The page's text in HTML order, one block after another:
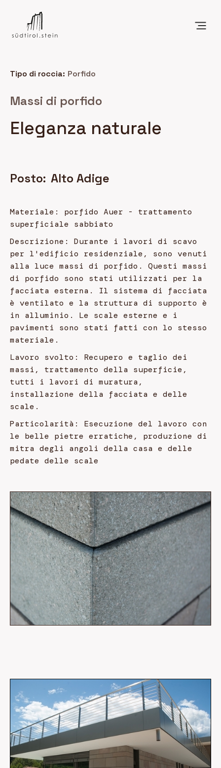
Tipo di roccia: Porfido
Massi di porfido
Eleganza naturale
Posto: Alto Adige
Materiale: porfido Auer - trattamento
superficiale sabbiato
Descrizione: Durante i lavori di scavo
per l'edificio residenziale, sono venuti
alla luce massi di porfido. Questi massi
di porfido sono stati utilizzati per la
facciata esterna. Il sistema di facciata
è ventilato e la struttura di supporto è
in alluminio. Le scale esterne e i
pavimenti sono stati fatti con lo stesso
materiale.
Lavoro svolto: Recupero e taglio dei
massi, trattamento della superficie,
tutti i lavori di muratura,
installazione della facciata e delle
scale.
Particolarità: Esecuzione del lavoro con
le belle pietre erratiche, produzione di
mitra degli angoli della casa e delle
pedate delle scale